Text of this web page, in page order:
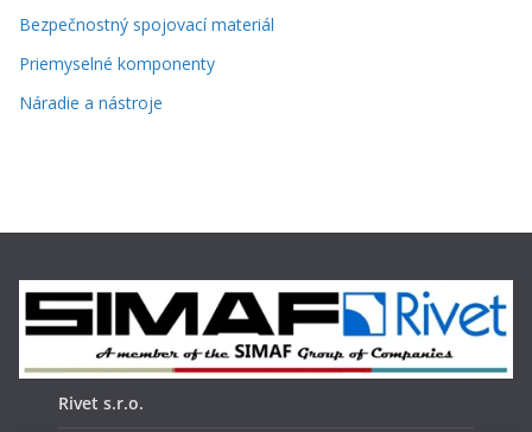
Bezpečnostný spojovací materiál
Priemyselné komponenty
Náradie a nástroje
Rivet s.r.o.